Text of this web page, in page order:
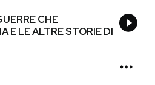
CHE
E LE ALTRE STORIE DI